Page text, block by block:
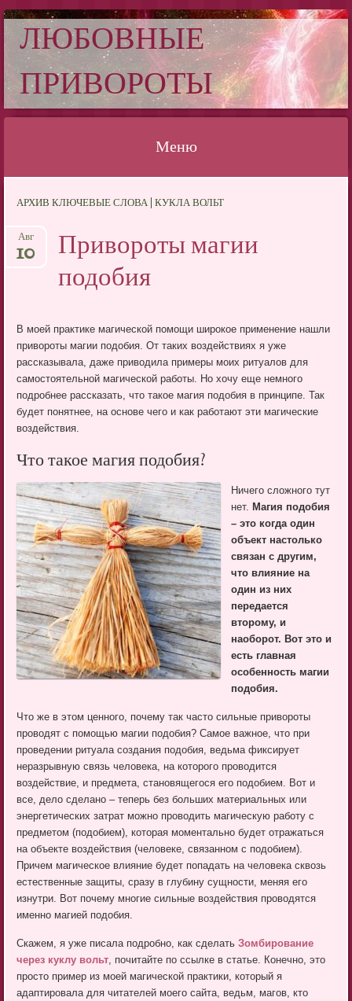
ЛЮБОВНЫЕ
ПРИВОРОТЫ
Меню
содержимому
АРХИВ КЛЮЧЕВЫЕ СЛОВА | КУКЛА ВОЛЬТ
Привороты магии
подобия
Авг
10
В моей практике магической помощи широкое применение нашли
привороты магии подобия. От таких воздействиях я уже
рассказывала, даже приводила примеры моих ритуалов для
самостоятельной магической работы. Но хочу еще немного
подробнее рассказать, что такое магия подобия в принципе. Так
будет понятнее, на основе чего и как работают эти магические
воздействия.
Что такое магия подобия?
Ничего сложного тут
нет. Магия подобия
– это когда один
объект настолько
связан с другим,
что влияние на
один из них
передается
второму, и
наоборот. Вот это и
есть главная
особенность магии
подобия.
Что же в этом ценного, почему так часто сильные привороты
проводят с помощью магии подобия? Самое важное, что при
проведении ритуала создания подобия, ведьма фиксирует
неразрывную связь человека, на которого проводится
воздействие, и предмета, становящегося его подобием. Вот и
все, дело сделано – теперь без больших материальных или
энергетических затрат можно проводить магическую работу с
предметом (подобием), которая моментально будет отражаться
на объекте воздействия (человеке, связанном с подобием).
Причем магическое влияние будет попадать на человека сквозь
естественные защиты, сразу в глубину сущности, меняя его
изнутри. Вот почему многие сильные воздействия проводятся
именно магией подобия.
Скажем, я уже писала подробно, как сделатьЗомбирование
через куклу вольт, почитайте по ссылке в статье. Конечно, это
просто пример из моей магической практики, который я
адаптировала для читателей моего сайта, ведьм, магов, кто